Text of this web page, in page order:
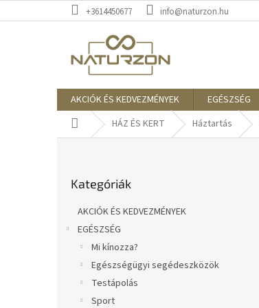
a
+3614450677 info@naturzon.hu
AKCIÓK ÉS KEDVEZMÉNYEK EGÉSZSÉG
KezdőlapHÁZ ÉS KERT Háztartás
átugrása
Kategóriák
AKCIÓK ÉS KEDVEZMÉNYEK
EGÉSZSÉG
Mi kínozza?
Egészségügyi segédeszközök
Testápolás
Sport